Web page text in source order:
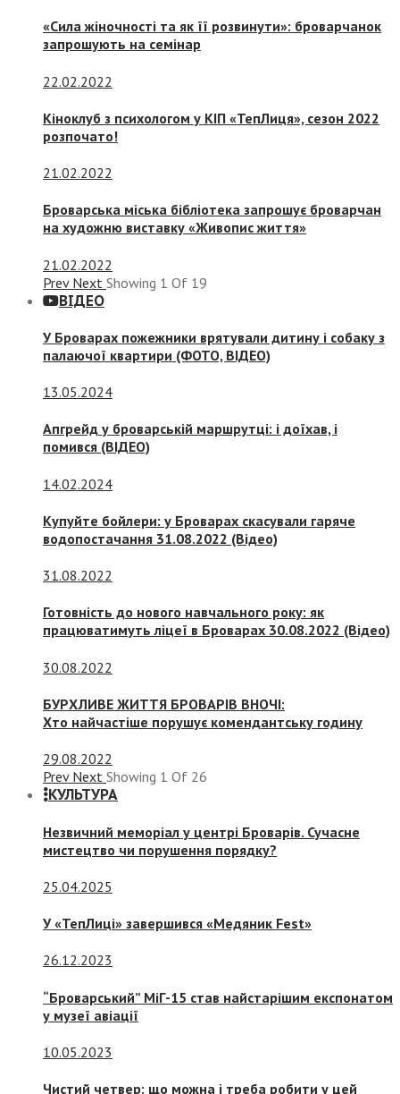
«Сила жіночності та як її розвинути»: броварчанок
запрошують на семінар
22.02.2022
Кіноклуб з психологом у КІП «ТепЛиця», сезон 2022
розпочато!
21.02.2022
Броварська міська бібліотека запрошує броварчан
на художню виставку «Живопис життя»
21.02.2022
Prev Next Showing 1 Of 19
ВІДЕО
У Броварах пожежники врятували дитину і собаку з
палаючої квартири (ФОТО, ВІДЕО)
13.05.2024
Апгрейд у броварській маршрутці: і доїхав, і
помився (ВІДЕО)
14.02.2024
Купуйте бойлери: у Броварах скасували гаряче
водопостачання 31.08.2022 (Відео)
31.08.2022
Готовність до нового навчального року: як
працюватимуть ліцеї в Броварах 30.08.2022 (Відео)
30.08.2022
БУРХЛИВЕ ЖИТТЯ БРОВАРІВ ВНОЧІ:
Хто найчастіше порушує комендантську годину
29.08.2022
Prev Next Showing 1 Of 26
КУЛЬТУРА
Незвичний меморіал у центрі Броварів. Сучасне
мистецтво чи порушення порядку?
25.04.2025
У «ТепЛиці» завершився «Медяник Fest»
26.12.2023
“Броварський” МіГ-15 став найстарішим експонатом
у музеї авіації
10.05.2023
Чистий четвер: що можна і треба робити у цей